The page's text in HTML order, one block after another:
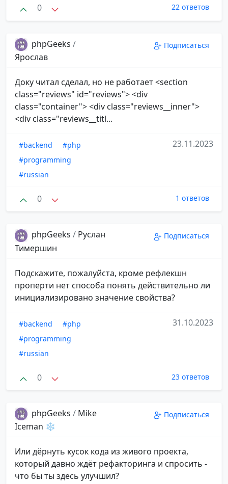
0 22 ответов
phpGeeks /
Ярослав
Подписаться
Доку читал сделал, но не работает <section
class="reviews" id="reviews"> <div
class="container"> <div class="reviews__inner">
<div class="reviews__titl...
#backend
#php
#programming
#russian
23.11.2023
0 1 ответов
phpGeeks / Руслан
Тимершин
Подписаться
Подскажите, пожалуйста, кроме рефлекшн
проперти нет способа понять действительно ли
инициализировано значение свойства?
#backend
#php
#programming
#russian
31.10.2023
0 23 ответов
phpGeeks / Mike
Iceman ❄️
Подписаться
Или дёрнуть кусок кода из живого проекта,
который давно ждёт рефакторинга и спросить -
что бы ты здесь улучшил?